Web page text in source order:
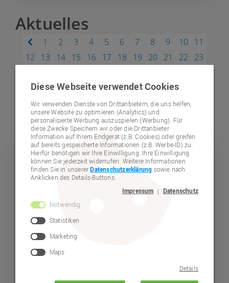
Aktuelles
1 2 3 4 5 6 7 8 9 10 11
12
13 14 15 16 17 18 19 20 21 22
23
36 37 38 39 40 41 42 43 44 45 46
48
49 50 51 52 53 54 55 56 57 58
60 61
Arbeiten
Diese Webseite verwendet Cookies
Wir verwenden Dienste von Drittanbietern, die uns helfen,
unsere Website zu optimieren (Analytics) und
personalisierte Werbung auszuspielen (Werbung). Für
diese Zwecke Speichern wir oder die Drittanbieter
Information auf Ihrem Endgerät (z.B. Cookies) oder greifen
auf bereits gespeicherte Informationen (z.B. Werbe-ID) zu.
Hierfür benötigen wir Ihre Einwilligung. Ihre Einwilligung
können Sie jederzeit widerrufen. Weitere Informationen
finden Sie in unsererDatenschutzerklärung sowie nach
Anklicken des Details-Buttons.
Impressum | Datenschutz
Notwendig
Statistiken
Marketing
Maps
Details